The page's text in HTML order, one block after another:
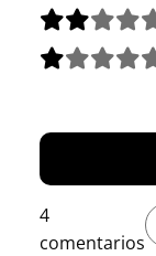
4
comentarios